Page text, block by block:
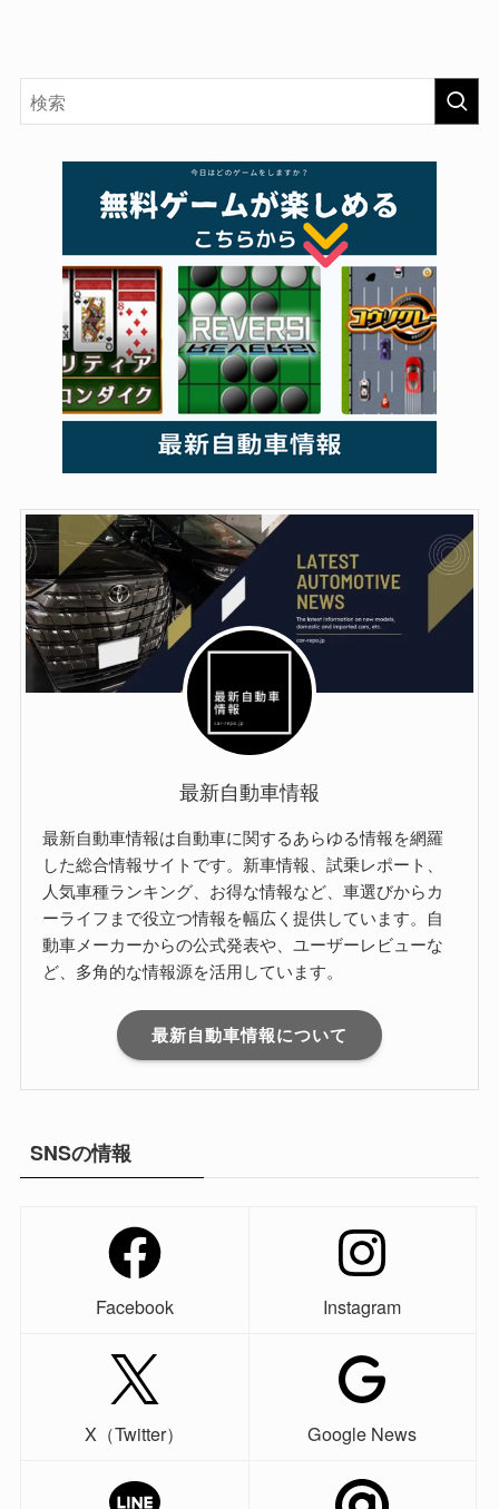
最新自動車情報
最新自動車情報は自動車に関するあらゆる情報を網羅
した総合情報サイトです。新車情報、試乗レポート、
人気車種ランキング、お得な情報など、車選びからカ
ーライフまで役立つ情報を幅広く提供しています。自
動車メーカーからの公式発表や、ユーザーレビューな
ど、多角的な情報源を活用しています。
最新自動車情報について
SNSの情報
Facebook Instagram
X（Twitter） Google News